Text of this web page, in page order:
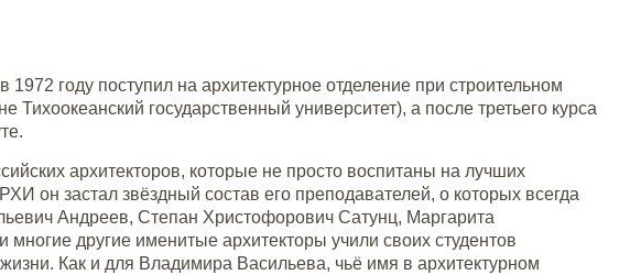
году поступил на архитектурное отделение при строительном
Тихоокеанский государственный университет), а после третьего курса
архитекторов, которые не просто воспитаны на лучших
он застал звёздный состав его преподавателей, о которых всегда
Андреев, Степан Христофорович Сатунц, Маргарита
другие именитые архитекторы учили своих студентов
Как и для Владимира Васильева, чьё имя в архитектурном